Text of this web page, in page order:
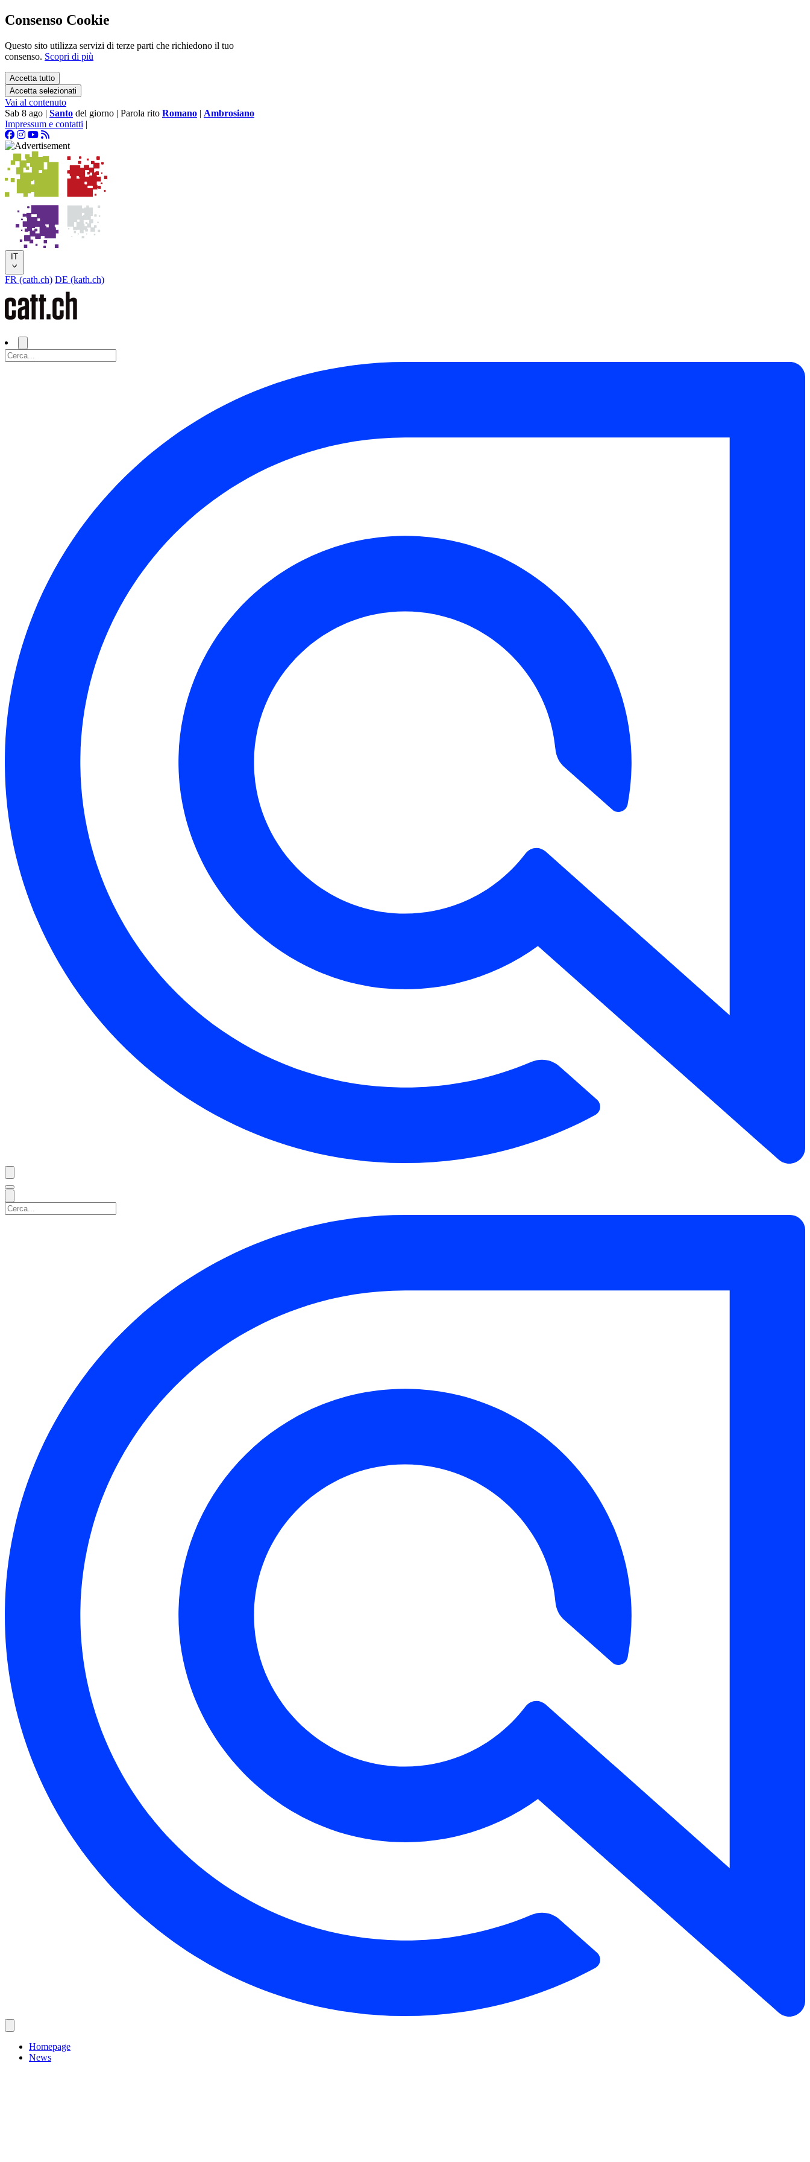
Consenso Cookie
Questo sito utilizza servizi di terze parti che richiedono il tuo
consenso. Scopri di più
Accetta tutto
Accetta selezionati
Vai al contenuto
Sab 8 ago | Santo del giorno | Parola rito Romano | Ambrosiano
Impressum e contatti |
IT
FR (cath.ch) DE (kath.ch)
Homepage
News